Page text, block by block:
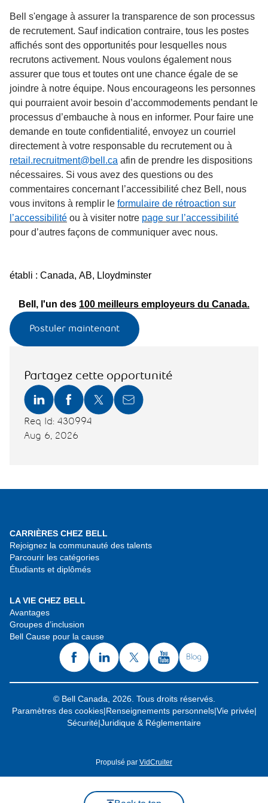
Bell s'engage à assurer la transparence de son processus
de recrutement. Sauf indication contraire, tous les postes
affichés sont des opportunités pour lesquelles nous
recrutons activement. Nous voulons également nous
assurer que tous et toutes ont une chance égale de se
joindre à notre équipe. Nous encourageons les personnes
qui pourraient avoir besoin d’accommodements pendant le
processus d’embauche à nous en informer. Pour faire une
demande en toute confidentialité, envoyez un courriel
directement à votre responsable du recrutement ou à
retail.recruitment@bell.ca afin de prendre les dispositions
nécessaires. Si vous avez des questions ou des
commentaires concernant l’accessibilité chez Bell, nous
vous invitons à remplir le formulaire de rétroaction sur
l’accessibilité ou à visiter notre page sur l’accessibilité
pour d’autres façons de communiquer avec nous.
établi : Canada, AB, Lloydminster
Bell, l'un des 100 meilleurs employeurs du Canada.
Postuler maintenant
Partagez cette opportunité
Req Id: 430994
Aug 6, 2026
CARRIÈRES CHEZ BELL
Rejoignez la communauté des talents
Parcourir les catégories
Étudiants et diplômés
LA VIE CHEZ BELL
Avantages
Groupes d’inclusion
Bell Cause pour la cause
© Bell Canada, 2026. Tous droits réservés.
Paramètres des cookies|Renseignements personnels|Vie privée|
Sécurité|Juridique & Réglementaire
Propulsé par VidCruiter